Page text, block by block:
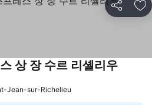
공유 즐
상 장 수르 리셸리우
Jean-sur-Richelieu